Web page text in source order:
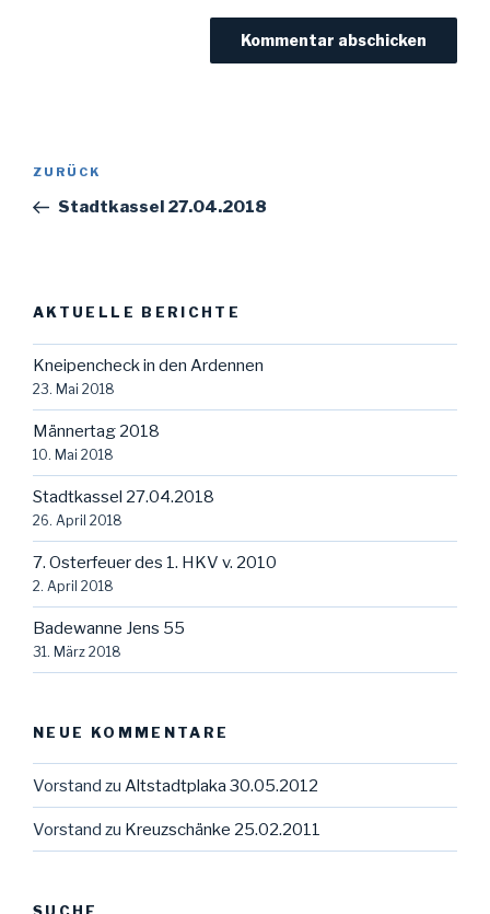
Beitragsnavigation
Vorheriger
Beitrag
ZURÜCK
Stadtkassel 27.04.2018
AKTUELLE BERICHTE
Kneipencheck in den Ardennen
23. Mai 2018
Männertag 2018
10. Mai 2018
Stadtkassel 27.04.2018
26. April 2018
7. Osterfeuer des 1. HKV v. 2010
2. April 2018
Badewanne Jens 55
31. März 2018
NEUE KOMMENTARE
Vorstand zu Altstadtplaka 30.05.2012
Vorstand zu Kreuzschänke 25.02.2011